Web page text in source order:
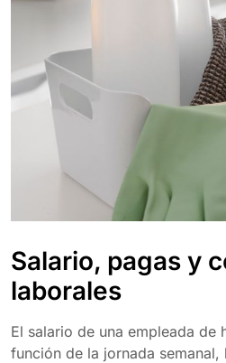
Salario, pagas y
laborales
El salario de una empleada de
función de la jornada